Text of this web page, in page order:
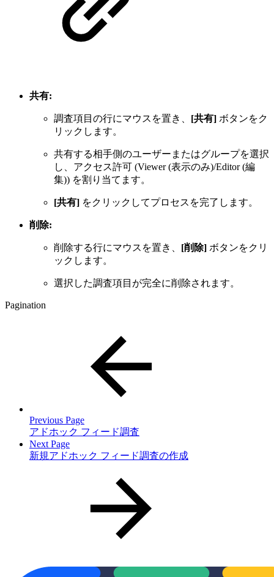
共有:
調査項目の行にマウスを置き、 [共有] ボタンをク
リックします。
共有する相手側のユーザーまたはグループを選択
し、アクセス許可 (Viewer (表示のみ)/Editor (編
集)) を割り当てます。
[共有] をクリックしてプロセスを完了します。
削除:
削除する行にマウスを置き、 [削除] ボタンをクリ
ックします。
選択した調査項目が完全に削除されます。
Pagination
Previous Page
アドホック フィード調査
Next Page
新規アドホック フィード調査の作成